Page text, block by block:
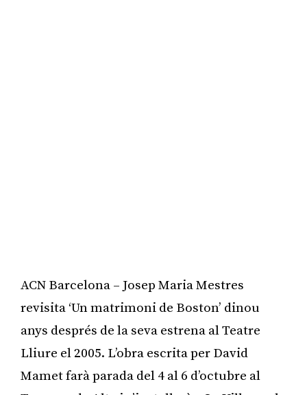
ACN Barcelona – Josep Maria Mestres
revisita ‘Un matrimoni de Boston’ dinou
anys després de la seva estrena al Teatre
Lliure el 2005. L’obra escrita per David
Mamet farà parada del 4 al 6 d’octubre al